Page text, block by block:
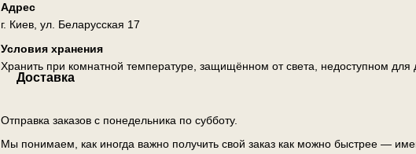
Адрес
г. Киев, ул. Беларусская 17
Условия хранения
Хранить при комнатной температуре, защищённом от света, недоступном для
Доставка
Отправка заказов с понедельника по субботу.
Мы понимаем, как иногда важно получить свой заказ как можно быстрее —